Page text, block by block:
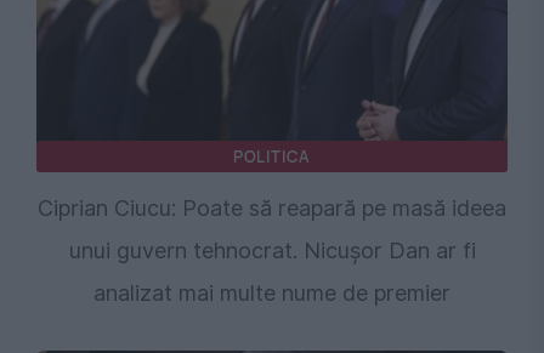
POLITICA
Ciprian Ciucu: Poate să reapară pe masă ideea
unui guvern tehnocrat. Nicușor Dan ar fi
analizat mai multe nume de premier